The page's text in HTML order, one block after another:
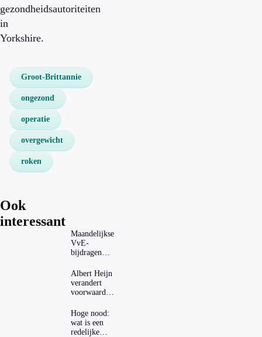
gezondheidsautoriteiten
in
Yorkshire.
Groot-Brittannie
ongezond
operatie
overgewicht
roken
Ook
interessant
Maandelijkse
VvE-
bijdragen
dat invloed
op je
hypotheek?
Albert Heijn
verandert
voorwaarden
mag dat
zomaar?
Hoge nood:
wat is een
redelijke